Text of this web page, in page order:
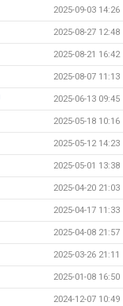
2025-09-03 14:26
2025-08-27 12:48
2025-08-21 16:42
2025-08-07 11:13
2025-06-13 09:45
2025-05-18 10:16
2025-05-12 14:23
2025-05-01 13:38
2025-04-20 21:03
2025-04-17 11:33
2025-04-08 21:57
2025-03-26 21:11
2025-01-08 16:50
2024-12-07 10:49